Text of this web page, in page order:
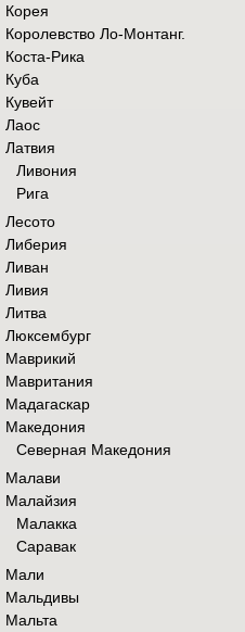
Корея
Королевство Ло-Монтанг.
Коста-Рика
Куба
Кувейт
Лаос
Латвия
Ливония
Рига
Лесото
Либерия
Ливан
Ливия
Литва
Люксембург
Маврикий
Мавритания
Мадагаскар
Македония
Северная Македония
Малави
Малайзия
Малакка
Саравак
Мали
Мальдивы
Мальта